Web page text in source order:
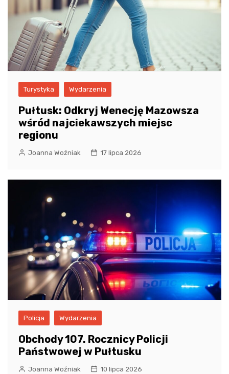
Turystyka Wydarzenia
Pułtusk: Odkryj Wenecję Mazowsza
wśród najciekawszych miejsc
regionu
Joanna Woźniak 17 lipca 2026
Policja Wydarzenia
Obchody 107. Rocznicy Policji
Państwowej w Pułtusku
Joanna Woźniak 10 lipca 2026